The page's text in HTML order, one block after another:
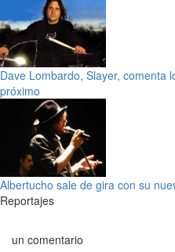
Dave Lombardo, Slayer, comenta
próximo
Albertucho sale de gira con su
Reportajes
un comentario